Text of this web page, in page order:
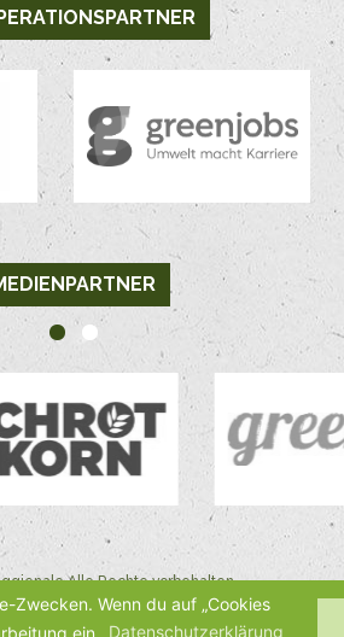
Zwecken. Wenn du auf „Cookies
ein.
Datenschutzerklärung
Alle Rechte vorbehalten.